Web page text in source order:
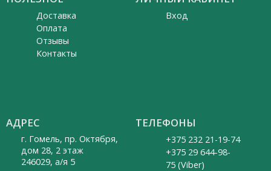
Доставка
Оплата
Отзывы
Контакты
Вход
АДРЕС
г. Гомель, пр. Октября,
дом 28, 2 этаж
246029, а/я 5
ТЕЛЕФОНЫ
+375 232 21-19-74
+375 29 644-98-
75 (Viber)